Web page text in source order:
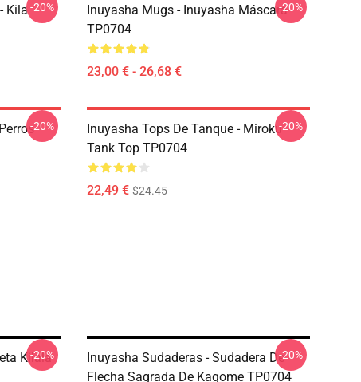
Kila-20%
Inuyasha Mugs - Inuyasha Máscara
TP0704
23,00 € - 26,68 €
-20%
-20%
Inuyasha Tops De Tanque - Miroku
Tank Top TP0704
22,49 € $24.45
-20%
Kilala
-20%
Inuyasha Sudaderas - Sudadera De
Flecha Sagrada De Kagome TP0704
-20%